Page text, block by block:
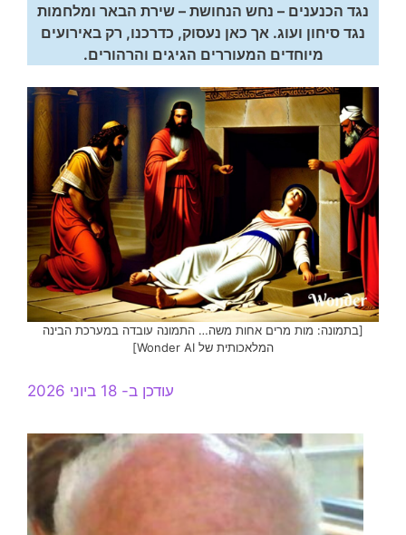
נגד הכנענים – נחש הנחושת – שירת הבאר ומלחמות
נגד סיחון ועוג. אך כאן נעסוק, כדרכנו, רק באירועים
מיוחדים המעוררים הגיגים והרהורים.
[בתמונה: מות מרים אחות משה… התמונה עובדה במערכת הבינה
המלאכותית של Wonder AI]
עודכן ב- 18 ביוני 2026